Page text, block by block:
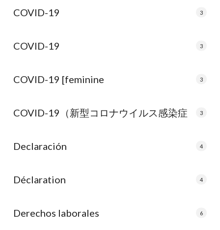
COVID-19 3
COVID-19 3
COVID-19 [feminine 3
COVID-19（新型コロナウイルス感染症 3
Declaración 4
Déclaration 4
Derechos laborales 6